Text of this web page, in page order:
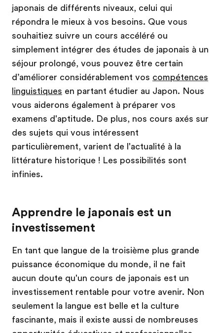
japonais de différents niveaux, celui qui
répondra le mieux à vos besoins. Que vous
souhaitiez suivre un cours accéléré ou
simplement intégrer des études de japonais à un
séjour prolongé, vous pouvez être certain
d’améliorer considérablement vos compétences
linguistiques en partant étudier au Japon. Nous
vous aiderons également à préparer vos
examens d'aptitude. De plus, nos cours axés sur
des sujets qui vous intéressent
particulièrement, varient de l'actualité à la
littérature historique ! Les possibilités sont
infinies.
Apprendre le japonais est un
investissement
En tant que langue de la troisième plus grande
puissance économique du monde, il ne fait
aucun doute qu'un cours de japonais est un
investissement rentable pour votre avenir. Non
seulement la langue est belle et la culture
fascinante, mais il existe aussi de nombreuses